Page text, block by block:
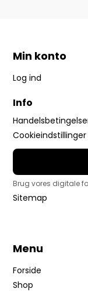
Min konto
Log ind
Info
Cookieindstillinger
Brug vores digitale
Sitemap
Menu
Forside
Shop